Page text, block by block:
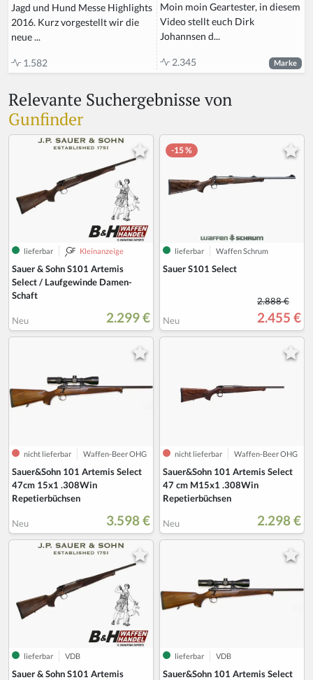
Jagd und Hund Messe Highlights
2016. Kurz vorgestellt wir die
neue ...
1.582
Moin moin Geartester, in diesem
Video stellt euch Dirk
Johannsen d...
2.345 Marke
Relevante Suchergebnisse von
Gunfinder